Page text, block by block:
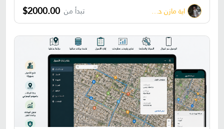
اية مازن حسونة تبدأ من $2000.00